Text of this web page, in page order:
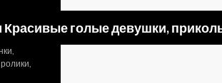
голые девушки,